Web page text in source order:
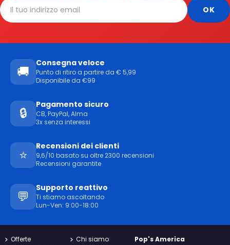
🚚
Consegna veloce
Punto di ritiro a partire da € 5,99
Disponibile da €99
🔒
Pagamento sicuro
CB, PayPal, Alma
3x senza interessi
⭐
Recensioni dei clienti
9,6/10 basato su oltre 2300 recensioni
Recensioni garantite
💬
Supporto reattivo
Ti stiamo ascoltando
Lun-Ven: 9:00-18:00
Offerte
Chi siamo
Pop's America